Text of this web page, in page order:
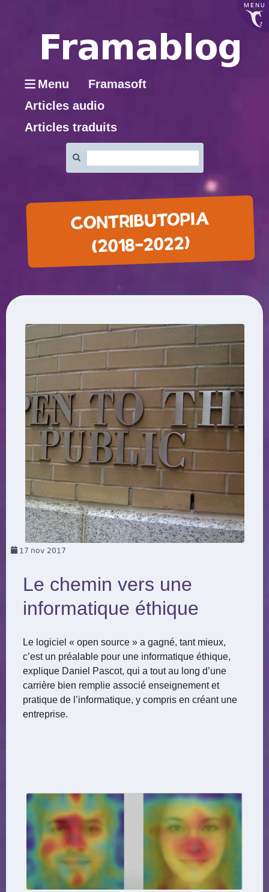
MENU
Menu
Framasoft
Articles audio
Articles traduits
:
CONTRIBUTOPIA
(2018-2022)
17 nov 2017
Le chemin vers une
informatique éthique
Le logiciel « open source » a gagné, tant mieux,
c’est un préalable pour une informatique éthique,
explique Daniel Pascot, qui a tout au long d’une
carrière bien remplie associé enseignement et
pratique de l’informatique, y compris en créant une
entreprise.